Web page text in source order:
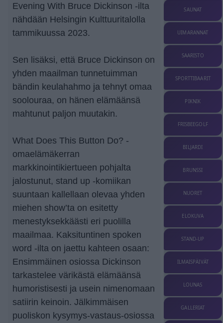
Evening With Bruce Dickinson -ilta
nähdään Helsingin Kulttuuritalolla
tammikuussa 2023.
Sen lisäksi, että Bruce Dickinson on
yhden maailman tunnetuimman
bändin keulahahmo ja tehnyt omaa
soolouraa, on hänen elämäänsä
mahtunut paljon muutakin.
What Does This Button Do? -
omaelämäkerran
markkinointikiertueen pohjalta
jalostunut, stand up -komiikan
suuntaan kallellaan olevaa yhden
miehen show’ta on esitetty
menestyksekkäästi eri puolilla
maailmaa. Kaksituntinen spoken
word -ilta on jaettu kahteen osaan:
Ensimmäinen osiossa Dickinson
tarkastelee värikästä elämäänsä
humoristisesti ja usein nimenomaan
satiirin keinoin. Jälkimmäisen
puoliskon kysymys-vastaus-osiossa
SAUNAT
UIMARANNAT
SAARISTO
SPORTTIBAARIT
PIKNIK
FRISBEEGOLF
BILJARDI
BRUNSSI
NUORET
ELOKUVA
STAND-UP
ILMAISPÄIVÄT
LOUNAS
GALLERIAT